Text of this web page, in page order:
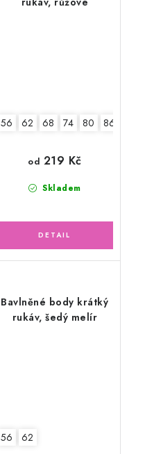
56 62 68 74 80 86
Skladem
od 219 Kč
Bavlněné body krátký
rukáv, šedý melír
56 62